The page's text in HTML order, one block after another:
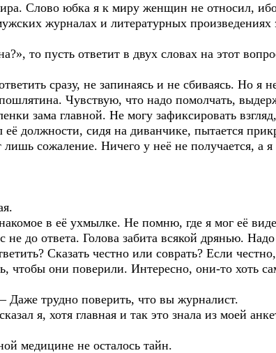
Слово юбка я к миру женщин не относил,
журналах и литературных произведениях
то пусть ответит в двух словах на этот
сразу, не запинаясь и не сбиваясь. Но я
Чувствую, что надо помолчать,
зама главной. Не могу зафиксировать взгляд,
должности, сидя на диванчике, пытается
сожаление. Ничего у неё не получается, а я
в её ухмылке. Не помню, где я мог её
до ответа. Голова забита всякой дрянью. Надо
Сказать честно или соврать? Если
чтобы они поверили. Интересно, они-то хоть
трудно поверить, что вы журналист.
я, хотя главная и так это знала из моей
медицине не осталось тайн.